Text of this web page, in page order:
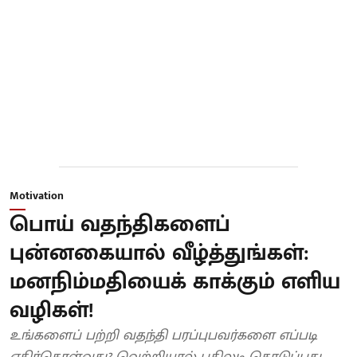
Motivation
பொய் வதந்திகளைப்
புன்னகையால் வீழ்த்துங்கள்:
மனநிம்மதியைக் காக்கும் எளிய
வழிகள்!
உங்களைப் பற்றி வதந்தி பரப்புபவர்களை எப்படி